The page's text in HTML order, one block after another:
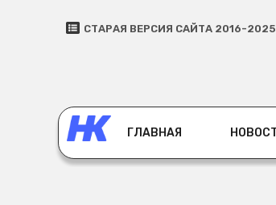
СТАРАЯ ВЕРСИЯ САЙТА 2016-2025
ГЛАВНАЯ